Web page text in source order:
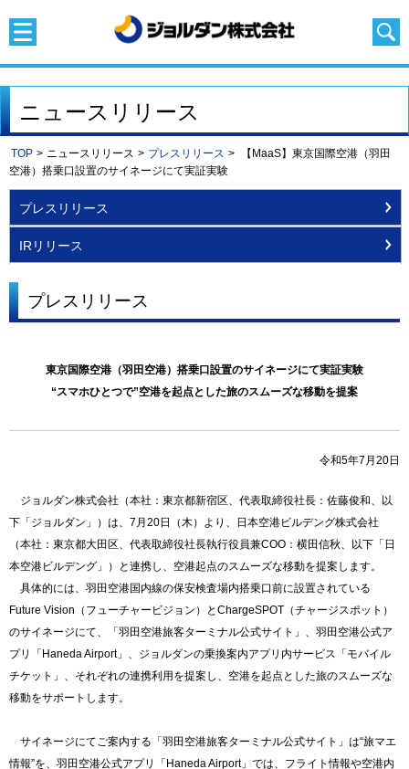
ニュースリリース
TOP > ニュースリリース > プレスリリース >
【MaaS】東京国際空港（羽田
空港）搭乗口設置のサイネージにて実証実験
プレスリリース
IRリリース
プレスリリース
東京国際空港（羽田空港）搭乗口設置のサイネージにて実証実験
“スマホひとつで”空港を起点とした旅のスムーズな移動を提案
令和5年7月20日
ジョルダン株式会社（本社：東京都新宿区、代表取締役社長：佐藤俊和、以
下「ジョルダン」）は、7月20日（木）より、日本空港ビルデング株式会社
（本社：東京都大田区、代表取締役社長執行役員兼COO：横田信秋、以下「日
本空港ビルデング」）と連携し、空港起点のスムーズな移動を提案します。
具体的には、羽田空港国内線の保安検査場内搭乗口前に設置されている
Future Vision（フューチャービジョン）とChargeSPOT（チャージスポット）
のサイネージにて、「羽田空港旅客ターミナル公式サイト」、羽田空港公式ア
プリ「Haneda Airport」、ジョルダンの乗換案内アプリ内サービス「モバイル
チケット」、それぞれの連携利用を提案し、空港を起点とした旅のスムーズな
移動をサポートします。
サイネージにてご案内する「羽田空港旅客ターミナル公式サイト」は“旅マエ
情報”を、羽田空港公式アプリ「Haneda Airport」では、フライト情報や空港内